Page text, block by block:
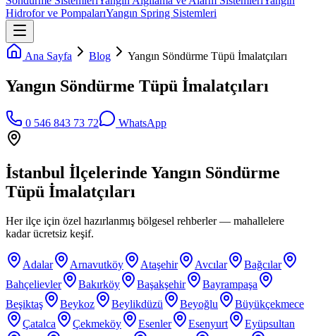
Hidrofor ve PompalarıYangın Spring Sistemleri
Ana Sayfa Blog Yangın Söndürme Tüpü İmalatçıları
Yangın Söndürme Tüpü İmalatçıları
0 546 843 73 72 WhatsApp
İstanbul İlçelerinde Yangın Söndürme
Tüpü İmalatçıları
Her ilçe için özel hazırlanmış bölgesel rehberler — mahallelere
kadar ücretsiz keşif.
Adalar Arnavutköy Ataşehir Avcılar
Bağcılar
Bahçelievler
Bakırköy Başakşehir
Bayrampaşa
Beşiktaş
Beykoz Beylikdüzü Beyoğlu
Büyükçekmece
Çatalca
Çekmeköy Esenler Esenyurt
Eyüpsultan